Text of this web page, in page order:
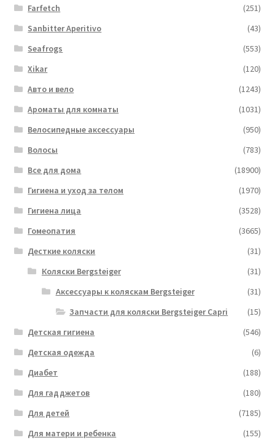
Farfetch
(251)
Sanbitter Aperitivo
(43)
Seafrogs
(553)
Xikar
(120)
Авто и вело
(1243)
Ароматы для комнаты
(1031)
Велосипедные аксессуары
(950)
Волосы
(783)
Все для дома
(18900)
Гигиена и уход за телом
(1970)
Гигиена лица
(3528)
Гомеопатия
(3665)
Десткие коляски
(31)
Коляски Bergsteiger
(31)
Аксессуары к коляскам Bergsteiger
(31)
Запчасти для коляски Bergsteiger Capri
(15)
Детская гигиена
(546)
Детская одежда
(6)
Диабет
(188)
Для гадджетов
(180)
Для детей
(7185)
Для матери и ребенка
(155)